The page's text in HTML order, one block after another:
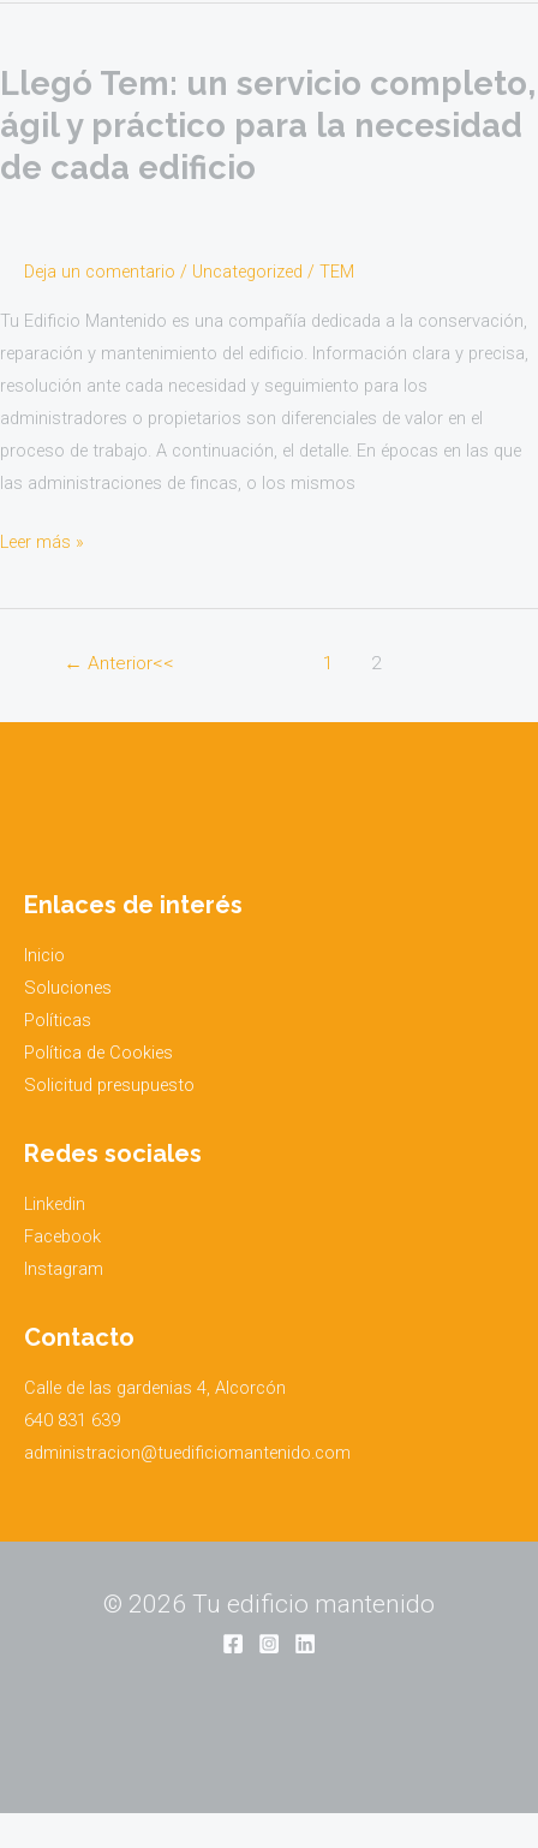
Llegó Tem: un servicio completo,
ágil y práctico para la necesidad
de cada edificio
Deja un comentario / Uncategorized / TEM
Tu Edificio Mantenido es una compañía dedicada a la conservación,
reparación y mantenimiento del edificio. Información clara y precisa,
resolución ante cada necesidad y seguimiento para los
administradores o propietarios son diferenciales de valor en el
proceso de trabajo. A continuación, el detalle. En épocas en las que
las administraciones de fincas, o los mismos
servicio
completo,
ágil
para
la
necesidad
cada
Leer más »
← Anterior 1 2
Enlaces de interés
Inicio
Soluciones
Políticas
Política de Cookies
Solicitud presupuesto
Redes sociales
Linkedin
Facebook
Instagram
Contacto
Calle de las gardenias 4, Alcorcón
640 831 639
administracion@tuedificiomantenido.com
© 2026 Tu edificio mantenido